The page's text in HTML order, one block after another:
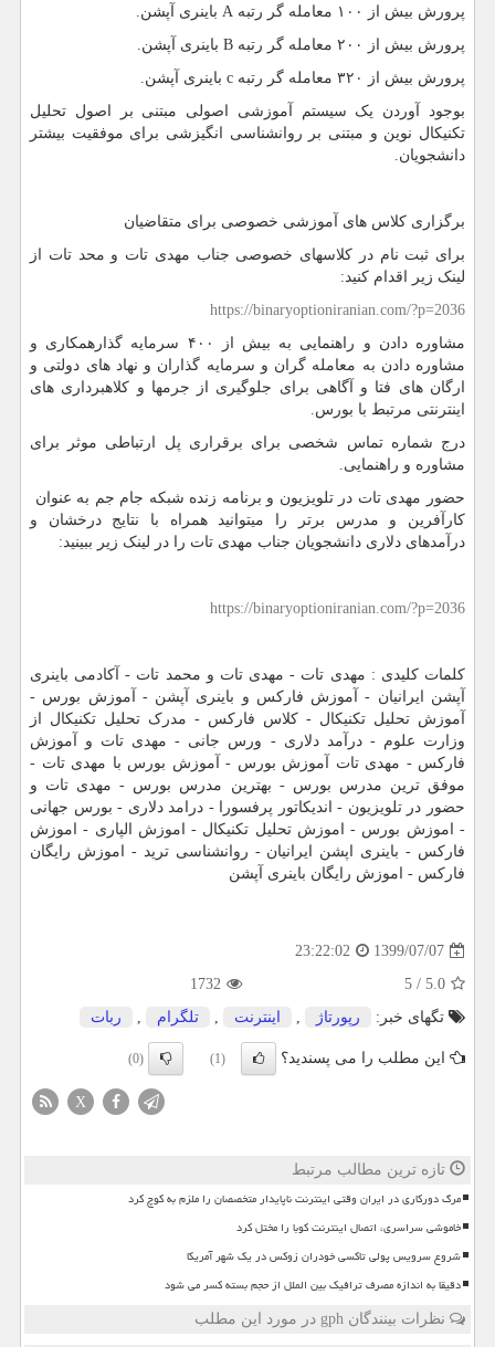
پرورش بیش از ۱۰۰ معامله گر رتبه A باینری آپشن.
پرورش بیش از ۲۰۰ معامله گر رتبه B باینری آپشن.
پرورش بیش از ۳۲۰ معامله گر رتبه c باینری آپشن.
بوجود آوردن یک سیستم آموزشی اصولی مبتنی بر اصول تحلیل
تکنیکال نوین و مبتنی بر روانشناسی انگیزشی برای موفقیت بیشتر
دانشجویان.
برگزاری کلاس های آموزشی خصوصی برای متقاضیان
برای ثبت نام در کلاسهای خصوصی جناب مهدی تات و محد تات از
لینک زیر اقدام کنید:
https://binaryoptioniranian.com/?p=2036
مشاوره دادن و راهنمایی به بیش از ۴۰۰ سرمایه گذارهمکاری و
مشاوره دادن به معامله گران و سرمایه گذاران و نهاد های دولتی و
ارگان های فتا و آگاهی برای جلوگیری از جرمها و کلاهبرداری های
اینترنتی مرتبط با بورس.
درج شماره تماس شخصی برای برقراری پل ارتباطی موثر برای
مشاوره و راهنمایی.
حضور مهدی تات در تلویزیون و برنامه زنده شبکه جام جم به عنوان
کارآفرین و مدرس برتر را میتوانید همراه با نتایج درخشان و
درآمدهای دلاری دانشجویان جناب مهدی تات را در لینک زیر ببینید:
https://binaryoptioniranian.com/?p=2036
کلمات کلیدی : مهدی تات - مهدی تات و محمد تات - آکادمی باینری
آپشن ایرانیان - آموزش فارکس و باینری آپشن - آموزش بورس -
آموزش تحلیل تکنیکال - کلاس فارکس - مدرک تحلیل تکنیکال از
وزارت علوم - درآمد دلاری - ورس جانی - مهدی تات و آموزش
فارکس - مهدی تات آموزش بورس - آموزش بورس با مهدی تات -
موفق ترین مدرس بورس - بهترین مدرس بورس - مهدی تات و
حضور در تلویزیون - اندیکاتور پرفسورا - درامد دلاری - بورس جهانی
- اموزش بورس - اموزش تحلیل تکنیکال - اموزش الپاری - اموزش
فارکس - باینری اپشن ایرانیان - روانشناسی ترید - اموزش رایگان
فارکس - اموزش رایگان باینری آپشن
1399/07/07
23:22:02
5.0
/
5
1732
تگهای خبر:
رپورتاژ , اینترنت , تلگرام , ربات
این مطلب را می پسندید؟ (1)
(0)
X
تازه ترین مطالب مرتبط
مرگ دورکاری در ایران وقتی اینترنت ناپایدار متخصصان را ملزم به کوچ کرد
خاموشی سراسری، اتصال اینترنت کوبا را مختل کرد
شروع سرویس پولی تاکسی خودران زوکس در یک شهر آمریکا
دقیقا به اندازه مصرف ترافیک بین الملل از حجم بسته کسر می شود
نظرات بینندگان gph در مورد این مطلب